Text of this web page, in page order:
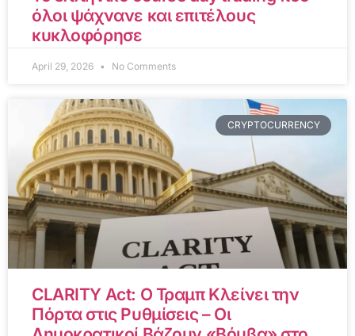
όλοι ψάχνανε και επιτέλους
κυκλοφόρησε
April 29, 2026 No Comments
CRYPTOCURRENCY
CLARITY Act: Ο Τραμπ Κλείνει την
Πόρτα στις Ρυθμίσεις – Οι